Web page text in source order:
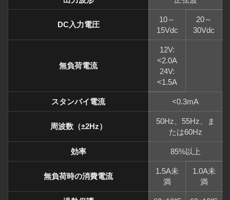
DC入力電圧
10～
15Vdc
20～
30Vdc
無負荷電流
12V:
<2.0A
24V:
<1.5A
スタンバイ電流 <0.3mA
周波数（±2Hz）
50Hz、55Hz、ま
たは60Hz
効率 85%以上
無負荷時の消費電流
1.5A未
満
1.0A未
満